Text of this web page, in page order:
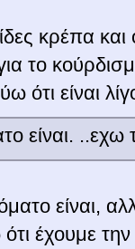
κρέπα
το
ότι είναι
είναι. ..εχω
είναι,
ότι έχουμε